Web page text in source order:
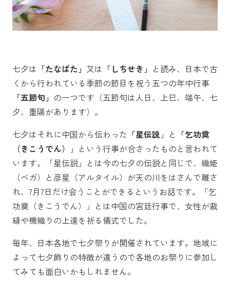
七夕は 「たなばた」 又は 「しちせき」 と読み、日本で古
くから行われている季節の節目を祝う五つの年中行事
「五節句」 の一つです（五節句は人日、上巳、端午、七
夕、重陽があります）。
七夕はそれに中国から伝わった 「星伝説 」と 「乞功奠
（きこうでん）
」という行事が合さったものと言われて
います。「星伝説」とは今の七夕の伝説と同じで、織姫
（ベガ）と彦星（アルタイル）が天の川をはさんで離さ
れ、7月7日だけ会うことができるというお話です。「乞
功奠（きこうでん）」とは中国の宮廷行事で、女性が裁
縫や機織りの上達を祈る儀式でした。
毎年、日本各地で七夕祭りが開催されています。地域に
よって七夕飾りの特徴が違うので各地のお祭りに参加し
てみても面白いかもしれません。